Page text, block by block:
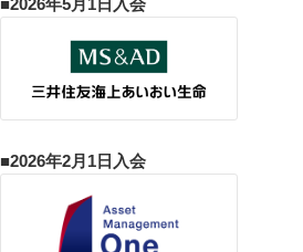
■2026年5月1日入会
■2026年2月1日入会